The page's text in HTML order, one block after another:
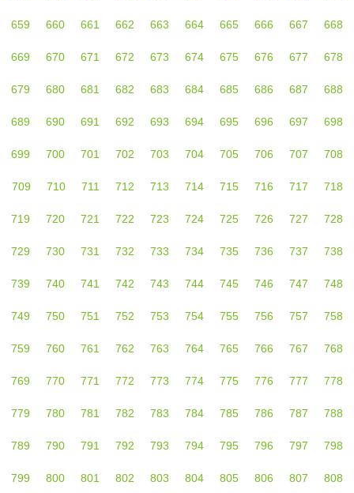
659 660 661 662 663 664 665 666 667 668
669 670 671 672 673 674 675 676 677 678
679 680 681 682 683 684 685 686 687 688
689 690 691 692 693 694 695 696 697 698
699 700 701 702 703 704 705 706 707 708
709 710 711 712 713 714 715 716 717 718
719 720 721 722 723 724 725 726 727 728
729 730 731 732 733 734 735 736 737 738
739 740 741 742 743 744 745 746 747 748
749 750 751 752 753 754 755 756 757 758
759 760 761 762 763 764 765 766 767 768
769 770 771 772 773 774 775 776 777 778
779 780 781 782 783 784 785 786 787 788
789 790 791 792 793 794 795 796 797 798
799 800 801 802 803 804 805 806 807 808